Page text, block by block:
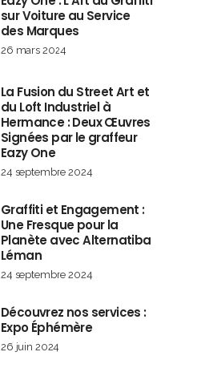
sur Voiture au Service
des Marques
26 mars 2024
La Fusion du Street Art et
du Loft Industriel à
Hermance : Deux Œuvres
Signées par le graffeur
Eazy One
24 septembre 2024
Graffiti et Engagement :
Une Fresque pour la
Planète avec Alternatiba
Léman
24 septembre 2024
Découvrez nos services :
Expo Éphémère
26 juin 2024